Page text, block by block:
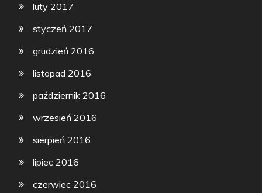
luty 2017
styczeń 2017
grudzień 2016
listopad 2016
październik 2016
wrzesień 2016
sierpień 2016
lipiec 2016
czerwiec 2016